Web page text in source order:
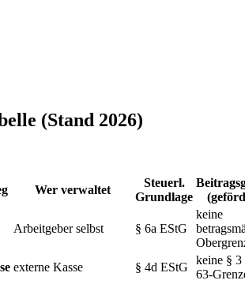
(Stand 2026)
Wer verwaltet
Steuerl.
Grundlage
Arbeitgeber selbst § 6a EStG
keine
externe Kasse § 4d EStG
keine § 3
63-